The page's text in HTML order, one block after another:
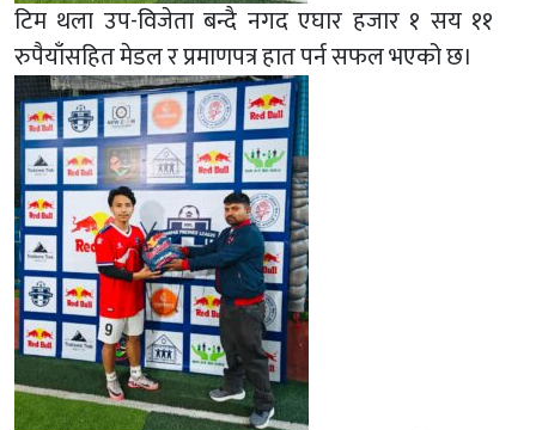
टिम थला उप-विजेता बन्दै नगद एघार हजार १ सय ११
रुपैयाँसहित मेडल र प्रमाणपत्र हात पर्न सफल भएको छ।